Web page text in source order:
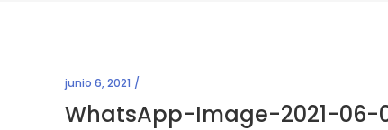
junio 6, 2021
WhatsApp-Image-2021-06-